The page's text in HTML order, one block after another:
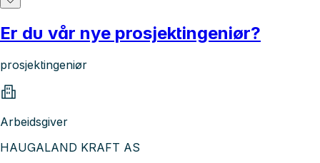
Er du vår nye prosjektingeniør?
prosjektingeniør
Arbeidsgiver
HAUGALAND KRAFT AS